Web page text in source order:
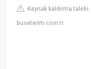
Kaynak kaldırma talebi
buseterim.com.tr